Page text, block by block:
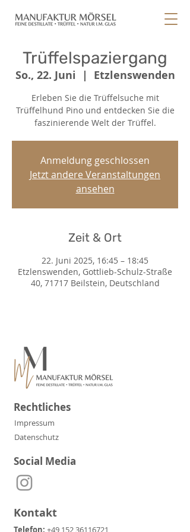
Trüffelspaziergang
So., 22. Juni
  |
Etzlenswenden
Erleben Sie die Trüffelsuche mit
Trüffelhund Pino und entdecken Sie die
faszinierende Welt der Trüffel.
Anmeldung geschlossen
Jetzt andere Veranstaltungen
ansehen
Zeit & Ort
22. Juni 2025, 16:45 – 18:45
Etzlenswenden, Gottlieb-Schulz-Straße
40, 71717 Beilstein, Deutschland
Rechtliches
Impressum
Datenschutz
Social Media
Kontakt
Telefon: +49 152 36116721